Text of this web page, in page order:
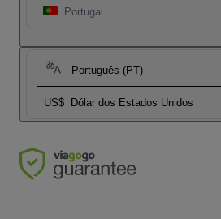
Portugal
Português (PT)
US$ Dólar dos Estados Unidos